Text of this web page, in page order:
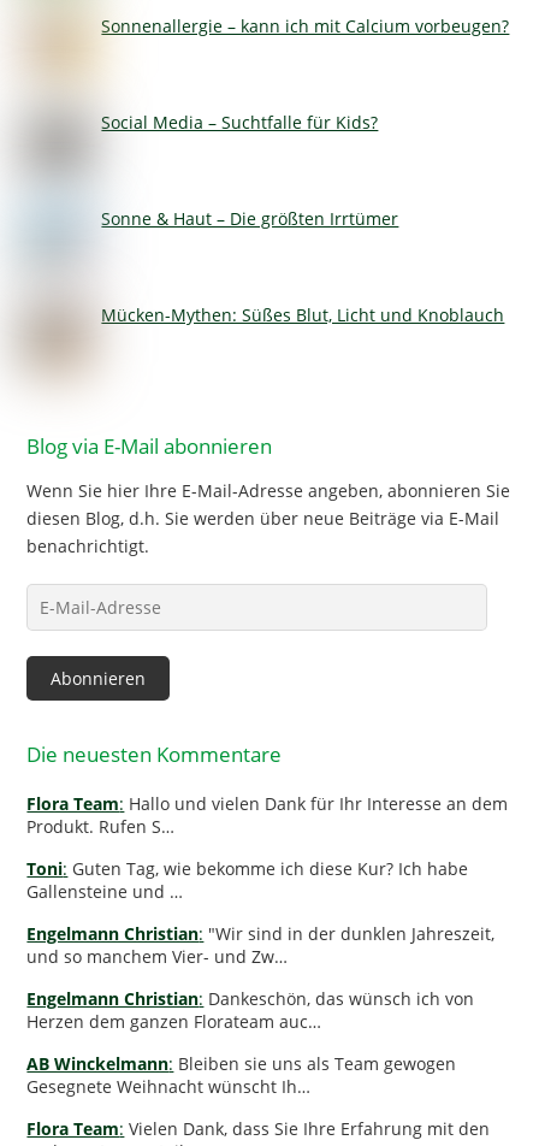
Sonnenallergie – kann ich mit Calcium vorbeugen?
Social Media – Suchtfalle für Kids?
Sonne & Haut – Die größten Irrtümer
Mücken-Mythen: Süßes Blut, Licht und Knoblauch
Blog via E-Mail abonnieren
Wenn Sie hier Ihre E-Mail-Adresse angeben, abonnieren Sie
diesen Blog, d.h. Sie werden über neue Beiträge via E-Mail
benachrichtigt.
E-
Mail-
Adresse
Abonnieren
Die neuesten Kommentare
Flora Team: Hallo und vielen Dank für Ihr Interesse an dem
Produkt. Rufen S…
Toni: Guten Tag, wie bekomme ich diese Kur? Ich habe
Gallensteine und …
Engelmann Christian: "Wir sind in der dunklen Jahreszeit,
und so manchem Vier- und Zw…
Engelmann Christian: Dankeschön, das wünsch ich von
Herzen dem ganzen Florateam auc…
AB Winckelmann: Bleiben sie uns als Team gewogen
Gesegnete Weihnacht wünscht Ih…
Flora Team: Vielen Dank, dass Sie Ihre Erfahrung mit den